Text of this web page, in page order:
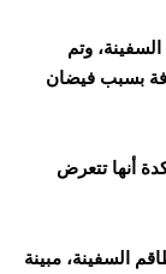
وتم
بسبب فيضان
أنها تتعرض
السفينة، مبينة